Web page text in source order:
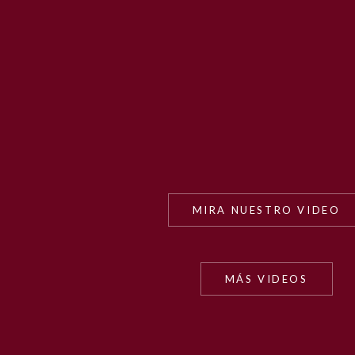
MIRA NUESTRO VIDEO
MÁS VIDEOS